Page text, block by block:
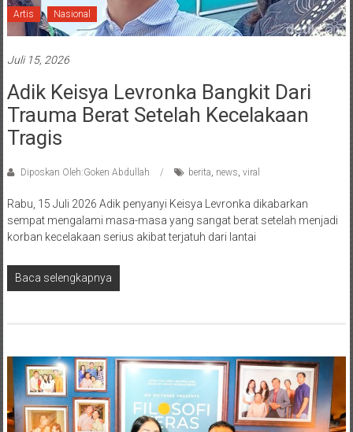
Artis Nasional
Juli 15, 2026
Adik Keisya Levronka Bangkit Dari
Trauma Berat Setelah Kecelakaan
Tragis
Diposkan Oleh:Goken Abdullah berita news viral
Rabu, 15 Juli 2026 Adik penyanyi Keisya Levronka dikabarkan
sempat mengalami masa-masa yang sangat berat setelah menjadi
korban kecelakaan serius akibat terjatuh dari lantai
Baca selengkapnya